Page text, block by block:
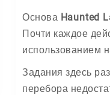
Основа Haunted
Почти каждое
использованием
Задания здесь
перебора